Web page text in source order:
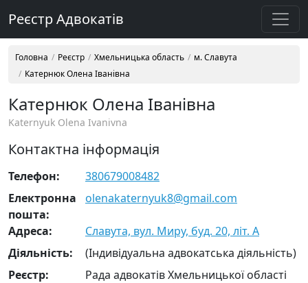
Реєстр Адвокатів
Головна Реєстр Хмельницька область
м. Славута
Катернюк Олена Іванівна
Катернюк Олена Іванівна
Katernyuk Olena Ivanivna
Контактна інформація
Телефон:
380679008482
Електронна
пошта:
olenakaternyuk8@gmail.com
Адреса:
Славута, вул. Миру, буд. 20, літ. А
Діяльність:
(Індивідуальна адвокатська діяльність)
Реєстр:
Рада адвокатів Хмельницької області